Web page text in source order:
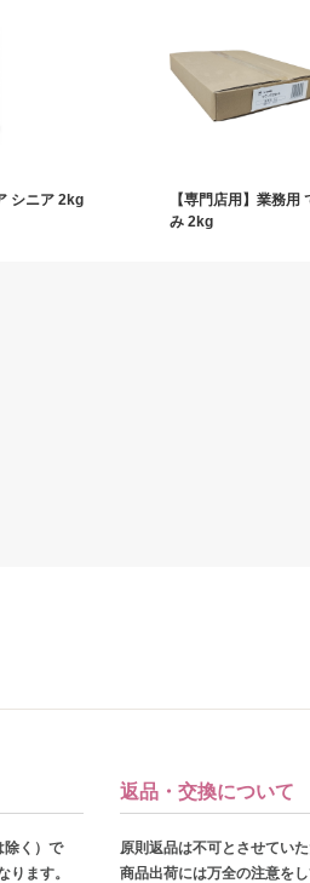
シニア 2kg
【専門店用】業務用
み 2kg
除く）で
ります。
返品・交換について
原則返品は不可とさせていた
商品出荷には万全の注意を